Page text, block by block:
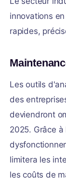
innovations
rapides,
Les outils
des
deviendront
2025. Grâce
limitera les
les coûts de